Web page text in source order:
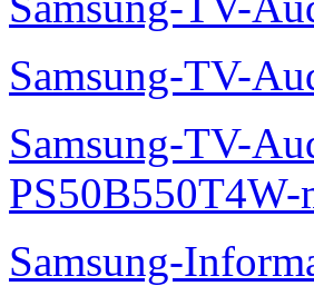
Samsung-TV-
Samsung-TV-
PS50B550T4W-
Samsung-